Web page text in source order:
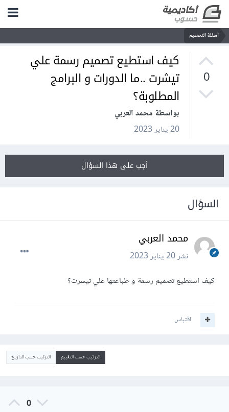
أسئلة التصميم
0
كيف استطيع تصميم رسمة علي
تيشرت ..ما الدورات و البرامج
المطلوبة؟
بواسطة محمد العربي
20 يناير 2023
أجب على هذا السؤال
السؤال
محمد العربي
نشر20 يناير 2023
كيف استطيع تصميم رسمة و طباعتها علي تيشرت؟
اقتباس
الترتيب حسب التقييم الترتيب حسب التاريخ
0